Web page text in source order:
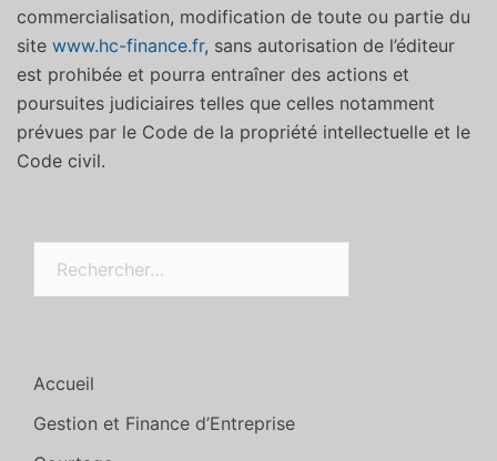
commercialisation, modification de toute ou partie du
site www.hc-finance.fr, sans autorisation de l’éditeur
est prohibée et pourra entraîner des actions et
poursuites judiciaires telles que celles notamment
prévues par le Code de la propriété intellectuelle et le
Code civil.
Accueil
Gestion et Finance d’Entreprise